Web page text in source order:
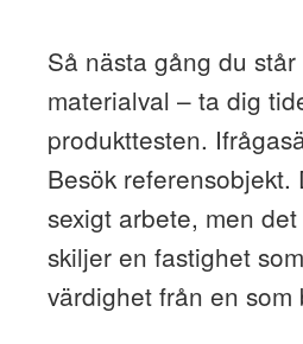
Så nästa gång du
materialval – ta dig
produkttesten.
Besök referensobjekt.
sexigt arbete, men
skiljer en fastighet
värdighet från en som